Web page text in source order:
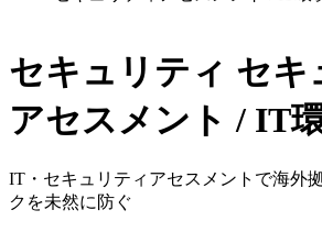
セキュリティ セキ
アセスメント / IT
IT・セキュリティアセスメントで海外
クを未然に防ぐ